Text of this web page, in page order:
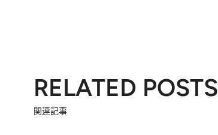
RELATED POSTS
関連記事